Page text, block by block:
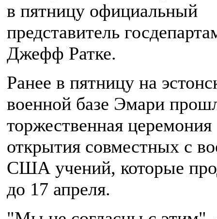
в пятницу официальный
представитель
Джефф Ратке.
Ранее в пятницу на
военной базе Эмари
торжественная церемония
открытия совместных с
США учений, которые
до 17 апреля.